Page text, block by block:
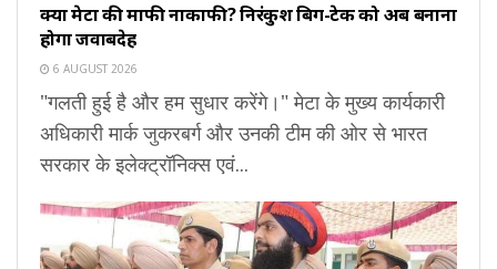
क्या मेटा की माफी नाकाफी? निरंकुश बिग-टेक को अब बनाना
होगा जवाबदेह
6 AUGUST 2026
"गलती हुई है और हम सुधार करेंगे।" मेटा के मुख्य कार्यकारी
अधिकारी मार्क जुकरबर्ग और उनकी टीम की ओर से भारत
सरकार के इलेक्ट्रॉनिक्स एवं...